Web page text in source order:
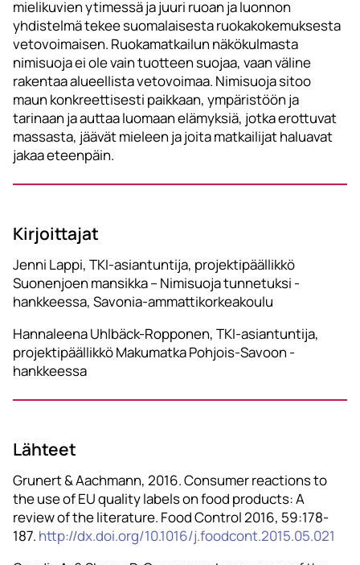
mielikuvien ytimessä ja juuri ruoan ja luonnon
yhdistelmä tekee suomalaisesta ruokakokemuksesta
vetovoimaisen. Ruokamatkailun näkökulmasta
nimisuoja ei ole vain tuotteen suojaa, vaan väline
rakentaa alueellista vetovoimaa. Nimisuoja sitoo
maun konkreettisesti paikkaan, ympäristöön ja
tarinaan ja auttaa luomaan elämyksiä, jotka erottuvat
massasta, jäävät mieleen ja joita matkailijat haluavat
jakaa eteenpäin.
Kirjoittajat
Jenni Lappi, TKI-asiantuntija, projektipäällikkö
Suonenjoen mansikka – Nimisuoja tunnetuksi -
hankkeessa, Savonia-ammattikorkeakoulu
Hannaleena Uhlbäck-Ropponen, TKI-asiantuntija,
projektipäällikkö Makumatka Pohjois-Savoon -
hankkeessa
Lähteet
Grunert & Aachmann, 2016. Consumer reactions to
the use of EU quality labels on food products: A
review of the literature. Food Control 2016, 59:178-
187. http://dx.doi.org/10.1016/j.foodcont.2015.05.021